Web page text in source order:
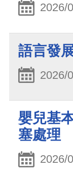
2026/
語言發
2026/
嬰兒基
塞處理
2026/